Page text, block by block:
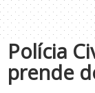
Polícia
prende